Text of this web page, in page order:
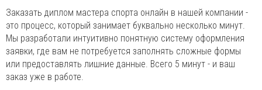
Заказать диплом мастера спорта онлайн в нашей компании -
это процесс, который занимает буквально несколько минут.
Мы разработали интуитивно понятную систему оформления
заявки, где вам не потребуется заполнять сложные формы
или предоставлять лишние данные. Всего 5 минут - и ваш
заказ уже в работе.